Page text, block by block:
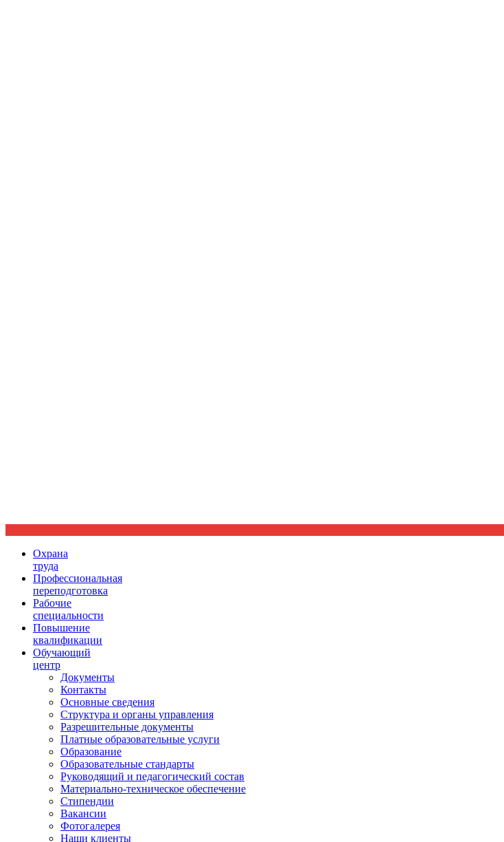
Ориентир охраны труда
Охрана
труда
Профессиональная
переподготовка
Рабочие
специальности
Повышение
квалификации
Обучающий
центр
Документы
Контакты
Основные сведения
Структура и органы управления
Разрешительные документы
Платные образовательные услуги
Образование
Образовательные стандарты
Руководящий и педагогический состав
Материально-техническое обеспечение
Стипендии
Вакансии
Фотогалерея
Наши клиенты